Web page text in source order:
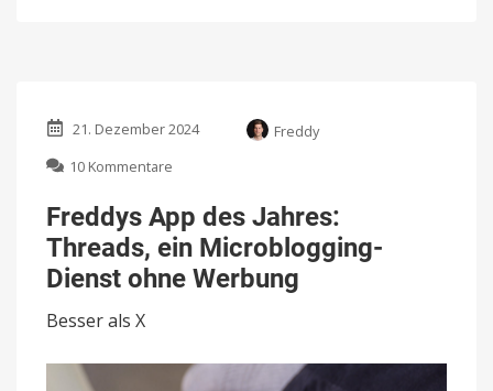
21. Dezember 2024
Freddy
10 Kommentare
App
des
Jahres:
Threads,
ein
Werbung
Freddys App des Jahres:
Threads, ein Microblogging-
Dienst ohne Werbung
Besser als X